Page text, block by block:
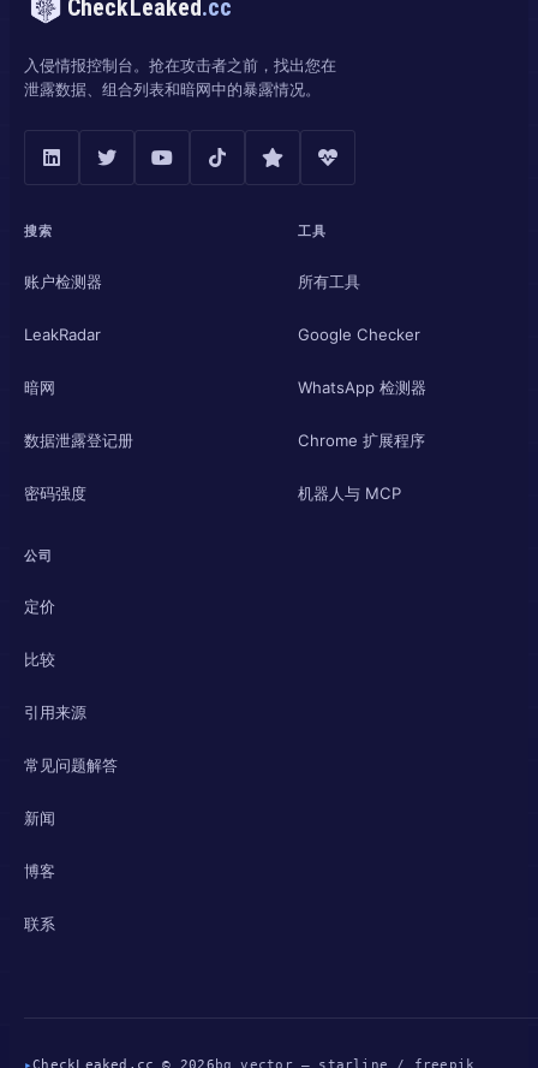
CheckLeaked.cc
入侵情报控制台。抢在攻击者之前，找出您在
泄露数据、组合列表和暗网中的暴露情况。
搜索
账户检测器
LeakRadar
暗网
数据泄露登记册
密码强度
工具
所有工具
Google Checker
WhatsApp 检测器
Chrome 扩展程序
机器人与 MCP
公司
定价
比较
引用来源
常见问题解答
新闻
博客
联系
▸CheckLeaked.cc © 2026 bg vector — starline / freepik